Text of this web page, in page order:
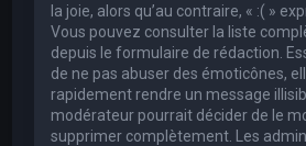
la joie, alors qu’au contraire, « :( »
Vous pouvez consulter la liste
depuis le formulaire de rédaction.
de ne pas abuser des émoticônes,
rapidement rendre un message
modérateur pourrait décider de le
supprimer complètement. Les